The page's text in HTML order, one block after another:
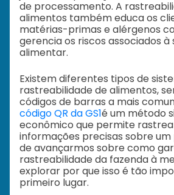
de processamento. A
alimentos também educa os
matérias-primas e alérgenos
gerencia os riscos associados à
alimentar.
Existem diferentes tipos de
rastreabilidade de alimentos,
códigos de barras a mais
código QR da GS1é um método
econômico que permite
informações precisas sobre um
de avançarmos sobre como
rastreabilidade da fazenda à
explorar por que isso é tão
primeiro lugar.